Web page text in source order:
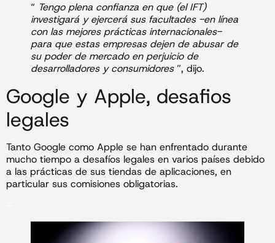
“ Tengo plena confianza en que (el IFT)
investigará y ejercerá sus facultades -en línea
con las mejores prácticas internacionales-
para que estas empresas dejen de abusar de
su poder de mercado en perjuicio de
desarrolladores y consumidores”, dijo.
Google y Apple, desafios
legales
Tanto Google como Apple se han enfrentado durante
mucho tiempo a desafíos legales en varios países debido
a las prácticas de sus tiendas de aplicaciones, en
particular sus comisiones obligatorias.